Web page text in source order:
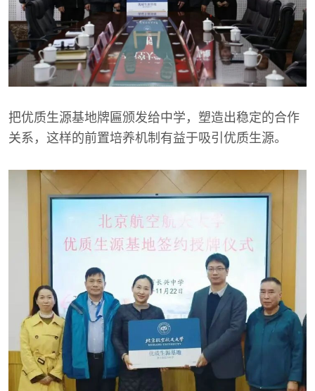
把优质生源基地牌匾颁发给中学，塑造出稳定的合作
关系，这样的前置培养机制有益于吸引优质生源。